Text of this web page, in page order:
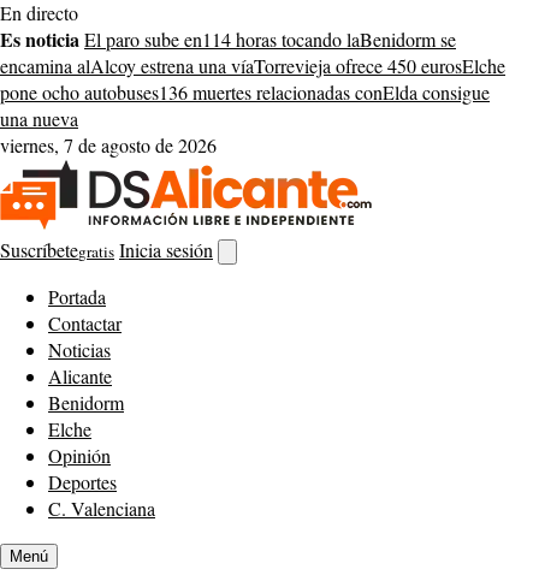
Saltar
al
contenido
En directo
Es noticiaEl paro sube en114 horas tocando laBenidorm se
encamina alAlcoy estrena una víaTorrevieja ofrece 450 eurosElche
pone ocho autobuses136 muertes relacionadas conElda consigue
una nueva
viernes, 7 de agosto de 2026
Suscríbetegratis Inicia sesión
buscador
Portada
Contactar
Noticias
Alicante
Benidorm
Elche
Opinión
Deportes
C. Valenciana
Menú